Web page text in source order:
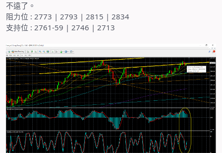
不遠了。
阻力位 : 2773 | 2793 | 2815 | 2834
支持位 : 2761-59 | 2746 | 2713